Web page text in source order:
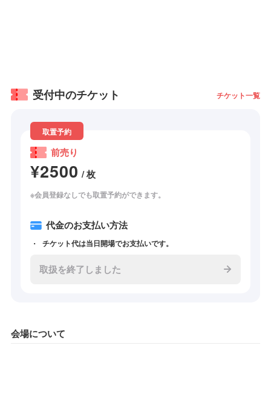
受付中のチケット チケット一覧
取置予約
前売り
¥2500 / 枚
※会員登録なしでも取置予約ができます。
代金のお支払い方法
チケット代は当日開場でお支払いです。
取扱を終了しました
会場について